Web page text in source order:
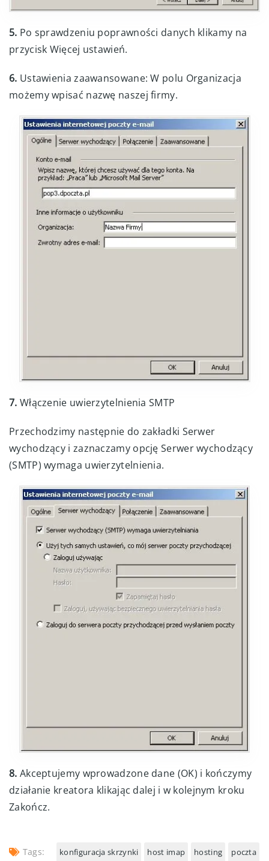
5. Po sprawdzeniu poprawności danych klikamy na
przycisk Więcej ustawień.
6. Ustawienia zaawansowane: W polu Organizacja
możemy wpisać nazwę naszej firmy.
7. Włączenie uwierzytelnienia SMTP
Przechodzimy następnie do zakładki Serwer
wychodzący i zaznaczamy opcję Serwer wychodzący
(SMTP) wymaga uwierzytelnienia.
8. Akceptujemy wprowadzone dane (OK) i kończymy
działanie kreatora klikając dalej i w kolejnym kroku
Zakończ.
Tags: konfiguracja skrzynki host imap hosting poczta